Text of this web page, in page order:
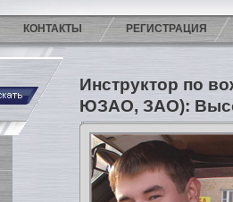
КОНТАКТЫ РЕГИСТРАЦИЯ
Инструктор по
ЮЗАО, ЗАО):